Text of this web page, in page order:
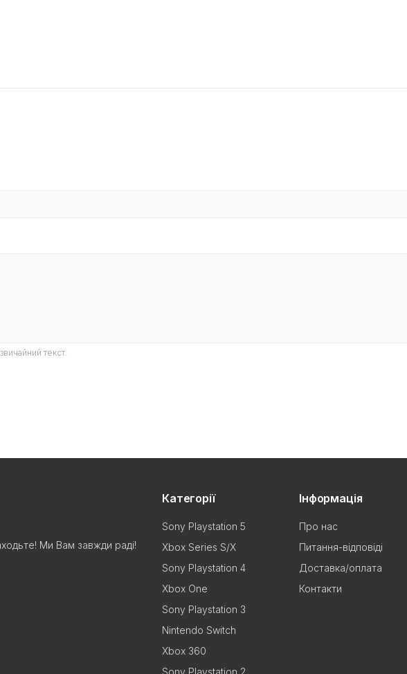
текст.
Ми Вам завжди раді!
Категорії
Sony Playstation 5
Xbox Series S/X
Sony Playstation 4
Xbox One
Sony Playstation 3
Nintendo Switch
Xbox 360
Sony Playstation 2
Інформація
Про нас
Питання-відповіді
Доставка/оплата
Контакти